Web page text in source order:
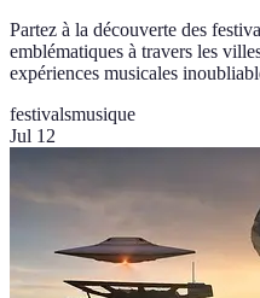
Partez à la découverte des
emblématiques à travers les
expériences musicales
festivalsmusique
Jul 12